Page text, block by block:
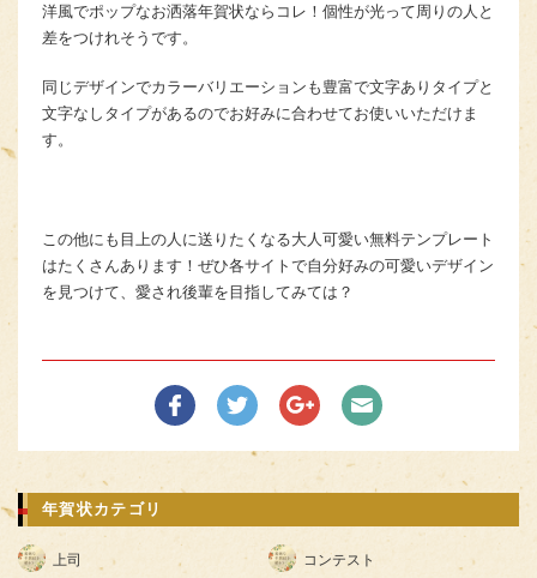
洋風でポップなお洒落年賀状ならコレ！個性が光って周りの人と
差をつけれそうです。
同じデザインでカラーバリエーションも豊富で文字ありタイプと
文字なしタイプがあるのでお好みに合わせてお使いいただけま
す。
この他にも目上の人に送りたくなる大人可愛い無料テンプレート
はたくさんあります！ぜひ各サイトで自分好みの可愛いデザイン
を見つけて、愛され後輩を目指してみては？
年賀状カテゴリ
上司 コンテスト